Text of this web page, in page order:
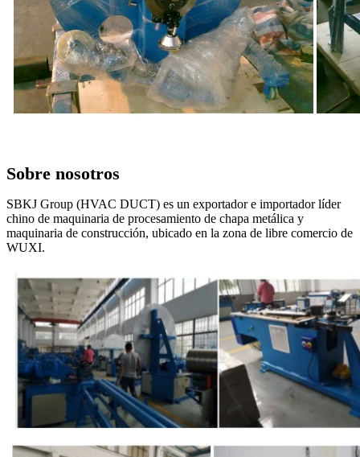
Sobre nosotros
SBKJ Group (HVAC DUCT) es un exportador e importador líder
chino de maquinaria de procesamiento de chapa metálica y
maquinaria de construcción, ubicado en la zona de libre comercio de
WUXI.